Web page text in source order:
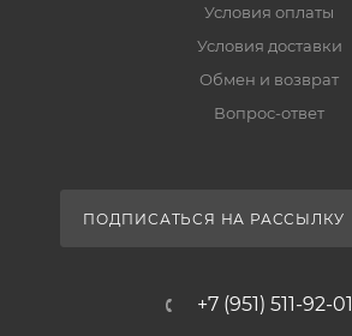
Условия оплаты
Условия доставки
Обмен и возврат
Вопрос-ответ
ПОДПИСАТЬСЯ НА РАССЫЛКУ
+7 (951) 511-92-01